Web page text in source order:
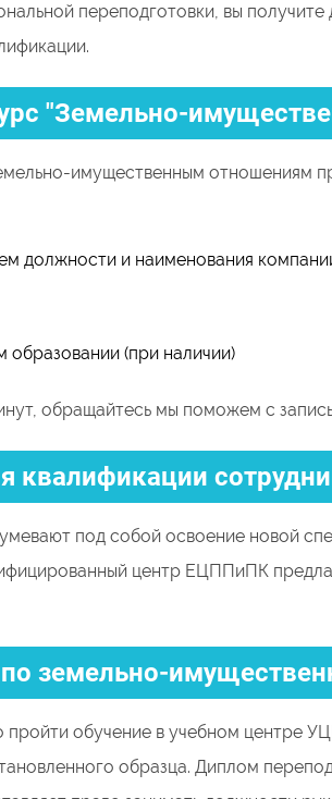
переподготовки, вы
"Земельно-
имущественным отношениям
должности и наименования
образовании (при наличии)
обращайтесь мы поможем с
под собой освоение новой
центр ЕЦППиПК
земельно-
обучение в учебном центре
образца. Диплом